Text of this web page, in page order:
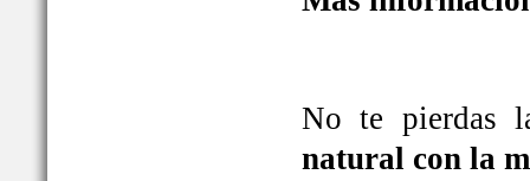
No te pierdas
natural con la